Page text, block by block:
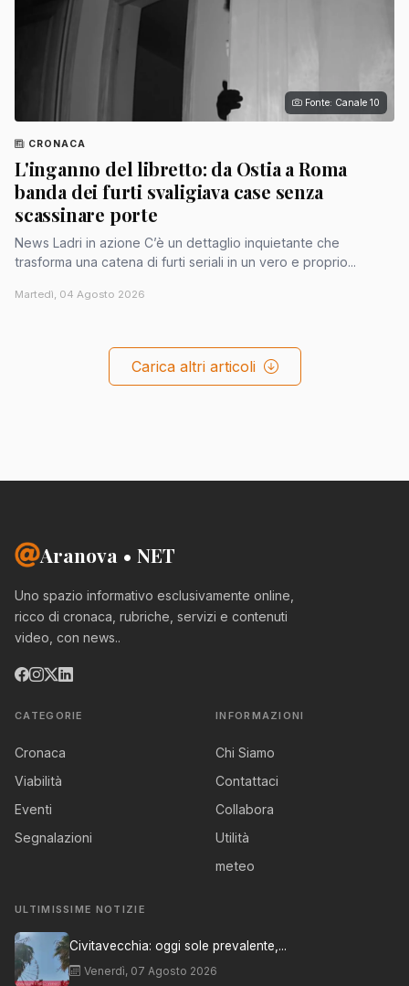
Fonte: Canale 10
CRONACA
L'inganno del libretto: da Ostia a Roma
banda dei furti svaligiava case senza
scassinare porte
News Ladri in azione C’è un dettaglio inquietante che
trasforma una catena di furti seriali in un vero e proprio...
Martedì, 04 Agosto 2026
Carica altri articoli
Aranova • NET
Uno spazio informativo esclusivamente online,
ricco di cronaca, rubriche, servizi e contenuti
video, con news..
CATEGORIE
Cronaca
Viabilità
Eventi
Segnalazioni
INFORMAZIONI
Chi Siamo
Contattaci
Collabora
Utilità
meteo
ULTIMISSIME NOTIZIE
Civitavecchia: oggi sole prevalente,...
Venerdì, 07 Agosto 2026